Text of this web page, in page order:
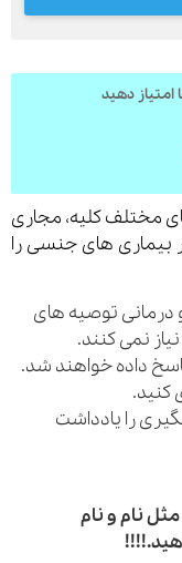
دهید
کلیه، مجاری
های جنسی را
توصیه های
کنند.
یادداشت
و نام